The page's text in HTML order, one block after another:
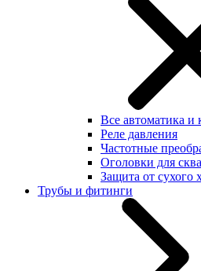
Все автоматика
Реле давления
Частотные
Оголовки для
Защита от сухого
Трубы и фитинги